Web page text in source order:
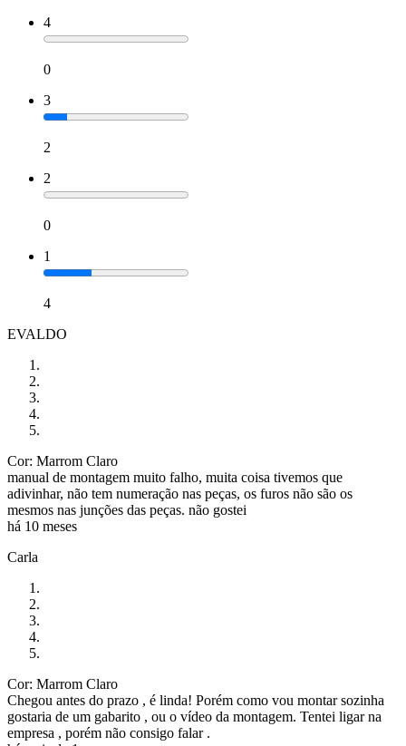
4
0
3
2
2
0
1
4
EVALDO
Cor: Marrom Claro
manual de montagem muito falho, muita coisa tivemos que
adivinhar, não tem numeração nas peças, os furos não são os
mesmos nas junções das peças. não gostei
há 10 meses
Carla
Cor: Marrom Claro
Chegou antes do prazo , é linda! Porém como vou montar sozinha
gostaria de um gabarito , ou o vídeo da montagem. Tentei ligar na
empresa , porém não consigo falar .